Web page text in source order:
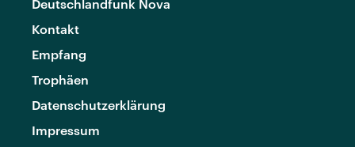
Deutschlandfunk Nova
Kontakt
Empfang
Trophäen
Datenschutzerklärung
Impressum